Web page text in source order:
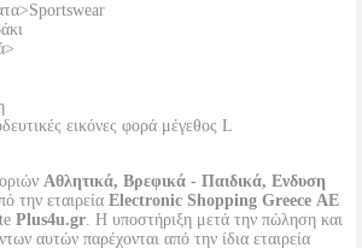
εικόνες φορά μέγεθος L
Αθλητικά, Βρεφικά - Παιδικά, Ενδυση
την εταιρεία Electronic Shopping Greece ΑΕ
Plus4u.gr. Η υποστήριξη μετά την πώληση και
αυτών παρέχονται από την ίδια εταιρεία